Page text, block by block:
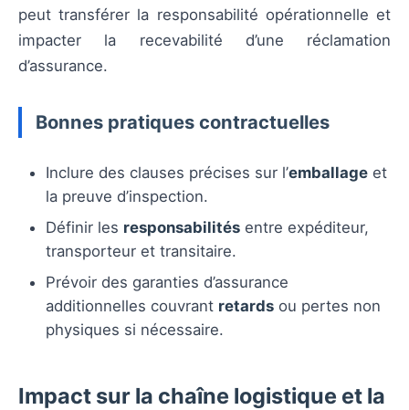
peut transférer la responsabilité opérationnelle et
impacter la recevabilité d’une réclamation
d’assurance.
Bonnes pratiques contractuelles
Inclure des clauses précises sur l’emballage et
la preuve d’inspection.
Définir les responsabilités entre expéditeur,
transporteur et transitaire.
Prévoir des garanties d’assurance
additionnelles couvrant retards ou pertes non
physiques si nécessaire.
Impact sur la chaîne logistique et la